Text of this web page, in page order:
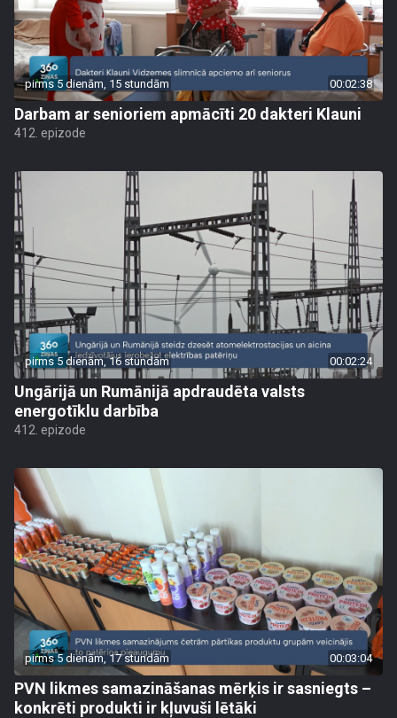
pirms 5 dienām, 15 stundām 00:02:38
Darbam ar senioriem apmācīti 20 dakteri Klauni
412. epizode
pirms 5 dienām, 16 stundām 00:02:24
Ungārijā un Rumānijā apdraudēta valsts
energotīklu darbība
412. epizode
pirms 5 dienām, 17 stundām 00:03:04
PVN likmes samazināšanas mērķis ir sasniegts –
konkrēti produkti ir kļuvuši lētāki